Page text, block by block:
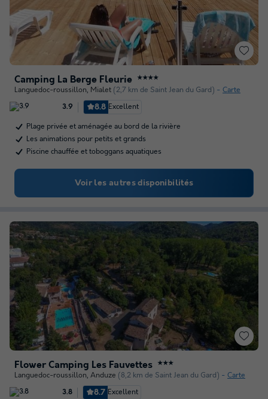
Camping La Berge Fleurie ★★★★
Languedoc-roussillon, Mialet (2,7 km de Saint Jean du Gard) Carte
3.9 8.8 Excellent
Plage privée et aménagée au bord de la rivière
Les animations pour petits et grands
Piscine chauffée et toboggans aquatiques
Voir les autres disponibilités
Flower Camping Les Fauvettes ★★★
Languedoc-roussillon, Anduze (8,2 km de Saint Jean du Gard) Carte
3.8 8.7 Excellent